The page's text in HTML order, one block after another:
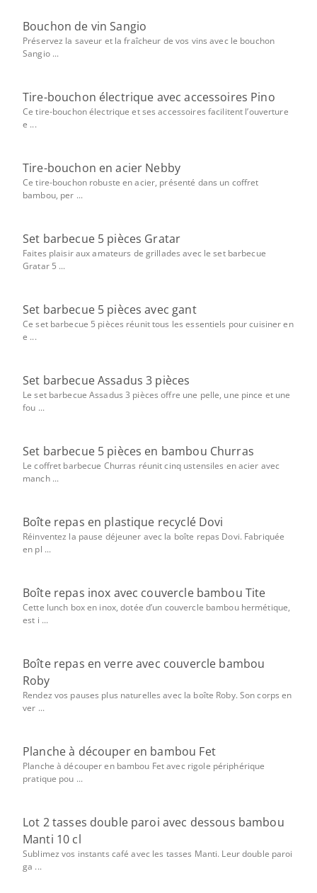
Bouchon de vin Sangio
Préservez la saveur et la fraîcheur de vos vins avec le bouchon
Sangio ...
Tire-bouchon électrique avec accessoires Pino
Ce tire-bouchon électrique et ses accessoires facilitent l’ouverture
e ...
Tire-bouchon en acier Nebby
Ce tire-bouchon robuste en acier, présenté dans un coffret
bambou, per ...
Set barbecue 5 pièces Gratar
Faites plaisir aux amateurs de grillades avec le set barbecue
Gratar 5 ...
Set barbecue 5 pièces avec gant
Ce set barbecue 5 pièces réunit tous les essentiels pour cuisiner en
e ...
Set barbecue Assadus 3 pièces
Le set barbecue Assadus 3 pièces offre une pelle, une pince et une
fou ...
Set barbecue 5 pièces en bambou Churras
Le coffret barbecue Churras réunit cinq ustensiles en acier avec
manch ...
Boîte repas en plastique recyclé Dovi
Réinventez la pause déjeuner avec la boîte repas Dovi. Fabriquée
en pl ...
Boîte repas inox avec couvercle bambou Tite
Cette lunch box en inox, dotée d’un couvercle bambou hermétique,
est i ...
Boîte repas en verre avec couvercle bambou
Roby
Rendez vos pauses plus naturelles avec la boîte Roby. Son corps en
ver ...
Planche à découper en bambou Fet
Planche à découper en bambou Fet avec rigole périphérique
pratique pou ...
Lot 2 tasses double paroi avec dessous bambou
Manti 10 cl
Sublimez vos instants café avec les tasses Manti. Leur double paroi
ga ...